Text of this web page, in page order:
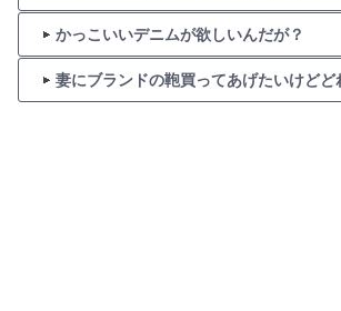
かっこいいデニムが欲しいんだが？
妻にブランドの鞄買ってあげたいけどど